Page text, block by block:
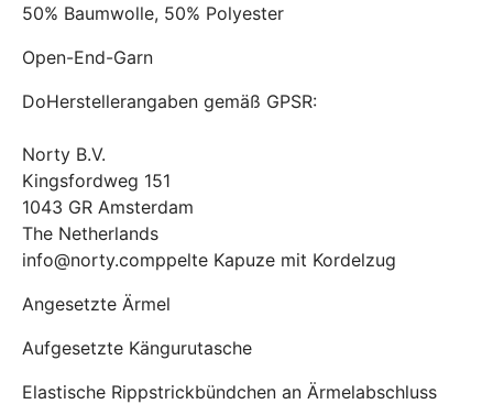
50% Baumwolle, 50% Polyester
Open-End-Garn
DoHerstellerangaben gemäß GPSR:
Norty B.V.
Kingsfordweg 151
1043 GR Amsterdam
The Netherlands
info@norty.comppelte Kapuze mit Kordelzug
Angesetzte Ärmel
Aufgesetzte Kängurutasche
Elastische Rippstrickbündchen an Ärmelabschluss